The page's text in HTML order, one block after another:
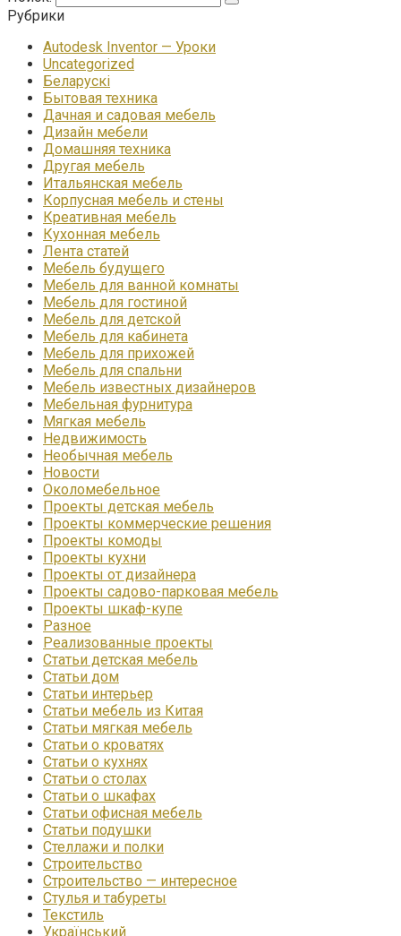
Рубрики
Autodesk Inventor — Уроки
Uncategorized
Беларускі
Бытовая техника
Дачная и садовая мебель
Дизайн мебели
Домашняя техника
Другая мебель
Итальянская мебель
Корпусная мебель и стены
Креативная мебель
Кухонная мебель
Лента статей
Мебель будущего
Мебель для ванной комнаты
Мебель для гостиной
Мебель для детской
Мебель для кабинета
Мебель для прихожей
Мебель для спальни
Мебель известных дизайнеров
Мебельная фурнитура
Мягкая мебель
Недвижимость
Необычная мебель
Новости
Околомебельное
Проекты детская мебель
Проекты коммерческие решения
Проекты комоды
Проекты кухни
Проекты от дизайнера
Проекты садово-парковая мебель
Проекты шкаф-купе
Разное
Реализованные проекты
Статьи детская мебель
Статьи дом
Статьи интерьер
Статьи мебель из Китая
Статьи мягкая мебель
Статьи о кроватях
Статьи о кухнях
Статьи о столах
Статьи о шкафах
Статьи офисная мебель
Статьи подушки
Стеллажи и полки
Строительство
Строительство — интересное
Стулья и табуреты
Текстиль
Український